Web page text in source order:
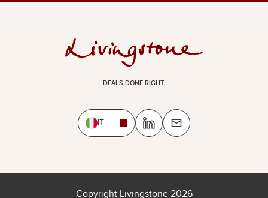
DEALS DONE RIGHT.
IT
Copyright Livingstone 2026